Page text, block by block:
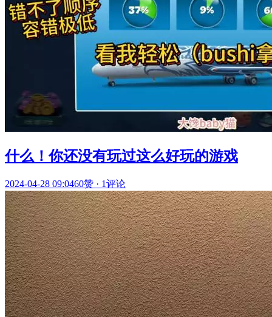
什么！你还没有玩过这么好玩的游戏
2024-04-28 09:0460赞 · 1评论